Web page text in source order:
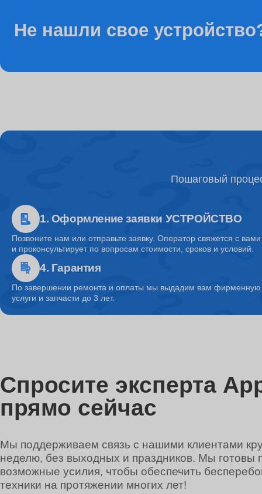
Ремонт видеочипа
Ремонт процессора
Ремонт системы охлаждения
Ремонт звуковой карты
Не нашли свое
Пошаговый
1. Оформление заявки УСТРОЙСТВО
Позвоните нам или отправьте заявку. Оператор свяжется с вами
и проконсультирует по вопросам стоимости, сроков и условий.
4. Гарантия
По завершении ремонта и оплаты мы выдадим вам фирменную
услуги и запчасти до 3 лет.
Спросите эксперта
прямо сейчас
Мы поддерживаем связь с нашими клиентами
неделю, без выходных и праздников. Мы готовы
возможные усилия, чтобы обеспечить
техники на протяжении многих лет!